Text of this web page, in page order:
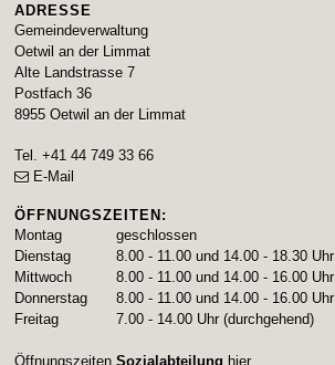
ADRESSE
Gemeindeverwaltung
Oetwil an der Limmat
Alte Landstrasse 7
Postfach 36
8955 Oetwil an der Limmat
Tel.+41 44 749 33 66
E-Mail
ÖFFNUNGSZEITEN:
Montag
geschlossen
Dienstag
8.00 - 11.00 und 14.00 - 18.30 Uhr
Mittwoch
8.00 - 11.00 und 14.00 - 16.00 Uhr
Donnerstag
8.00 - 11.00 und 14.00 - 16.00 Uhr
Freitag
7.00 - 14.00 Uhr (durchgehend)
ÖffnungszeitenSozialabteilung hier.